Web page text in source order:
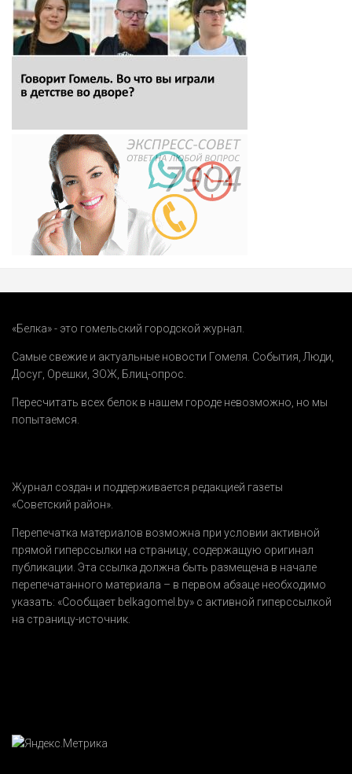
«Белка» - это гомельский городской журнал.
Самые свежие и актуальные новости Гомеля. События Люди
Досуг Орешки ЗОЖ Блиц-опрос
Пересчитать всех белок в нашем городе невозможно, но мы
попытаемся.
Журнал создан и поддерживается редакцией газеты
«Советский район».
Перепечатка материалов возможна при условии активной
прямой гиперссылки на страницу, содержащую оригинал
публикации. Эта ссылка должна быть размещена в начале
перепечатанного материала – в первом абзаце необходимо
указать: «Сообщает belkagomel.by» с активной гиперссылкой
на страницу-источник.